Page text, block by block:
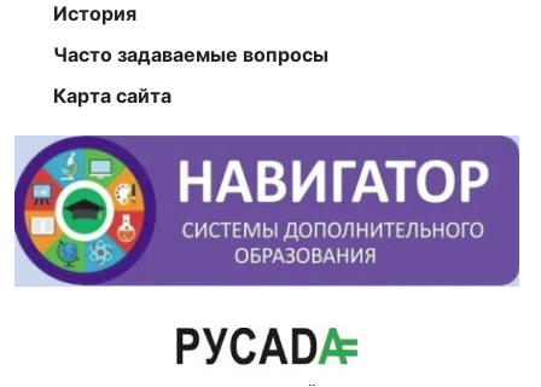
История
Часто задаваемые вопросы
Карта сайта